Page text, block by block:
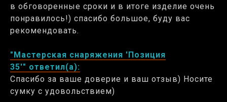
в обговоренные сроки и в итоге изделие очень
понравилось!) спасибо большое, буду вас
рекомендовать.
"Мастерская снаряжения 'Позиция
35'" ответил(а):
Спасибо за ваше доверие и ваш отзыв) Носите
сумку с удовольствием)